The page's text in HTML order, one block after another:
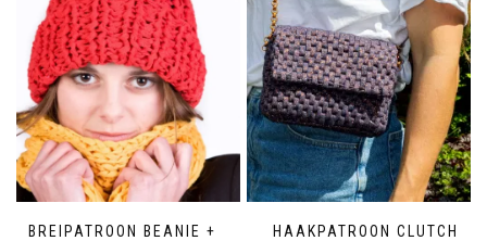
BREIPATROON BEANIE +
HAAKPATROON CLUTCH